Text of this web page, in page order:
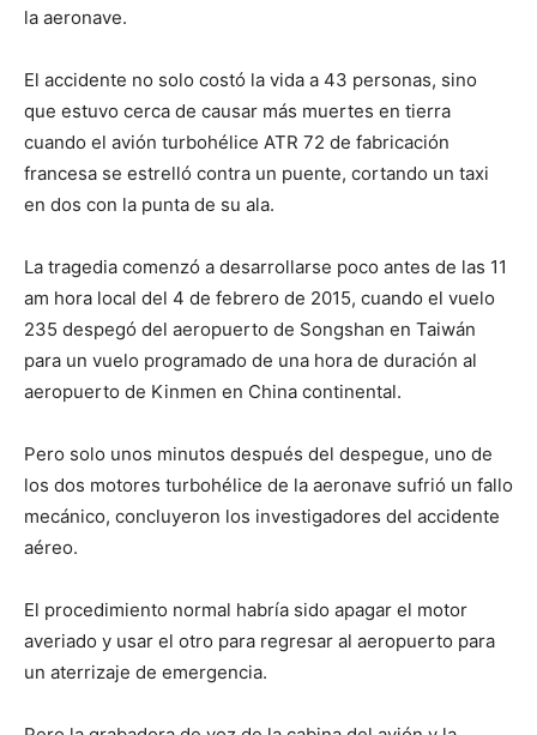
la aeronave.
El accidente no solo costó la vida a 43 personas, sino
que estuvo cerca de causar más muertes en tierra
cuando el avión turbohélice ATR 72 de fabricación
francesa se estrelló contra un puente, cortando un taxi
en dos con la punta de su ala.
La tragedia comenzó a desarrollarse poco antes de las 11
am hora local del 4 de febrero de 2015, cuando el vuelo
235 despegó del aeropuerto de Songshan en Taiwán
para un vuelo programado de una hora de duración al
aeropuerto de Kinmen en China continental.
Pero solo unos minutos después del despegue, uno de
los dos motores turbohélice de la aeronave sufrió un fallo
mecánico, concluyeron los investigadores del accidente
aéreo.
El procedimiento normal habría sido apagar el motor
averiado y usar el otro para regresar al aeropuerto para
un aterrizaje de emergencia.